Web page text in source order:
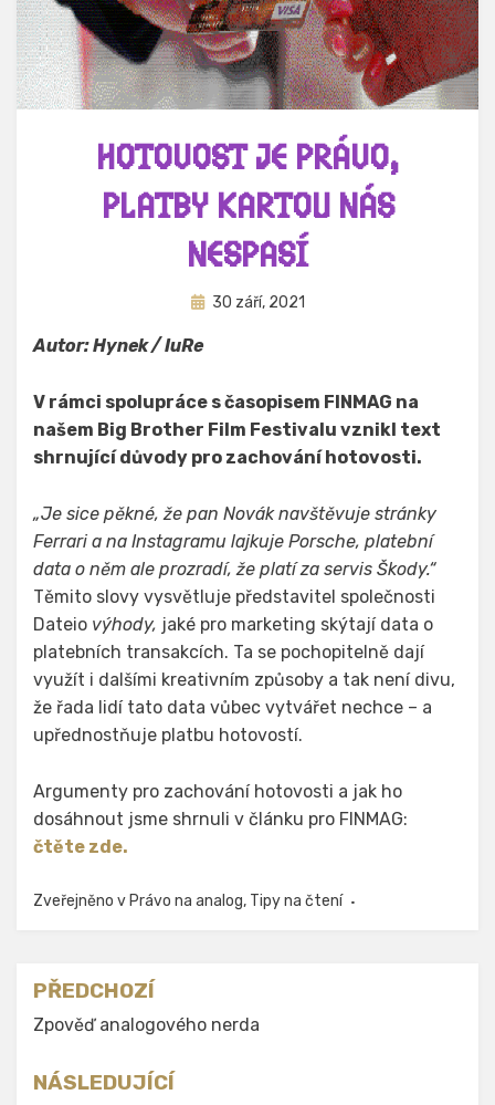
HOTOVOST JE PRÁVO,
PLATBY KARTOU NÁS
NESPASÍ
AutorHynek Trojánek
Zveřejněno
30 září, 2021
Autor: Hynek / IuRe
V rámci spolupráce s časopisem FINMAG na
našem Big Brother Film Festivalu vznikl text
shrnující důvody pro zachování hotovosti.
„Je sice pěkné, že pan Novák navštěvuje stránky
Ferrari a na Instagramu lajkuje Porsche, platební
data o něm ale prozradí, že platí za servis Škody.“
Těmito slovy vysvětluje představitel společnosti
Dateio výhody, jaké pro marketing skýtají data o
platebních transakcích. Ta se pochopitelně dají
využít i dalšími kreativním způsoby a tak není divu,
že řada lidí tato data vůbec vytvářet nechce – a
upřednostňuje platbu hotovostí.
Argumenty pro zachování hotovosti a jak ho
dosáhnout jsme shrnuli v článku pro FINMAG:
čtěte zde.
Zveřejněno v Právo na analog, Tipy na čtení
Navigace
pro
příspěvek
PŘEDCHOZÍ
Zpověď analogového nerda
NÁSLEDUJÍCÍ